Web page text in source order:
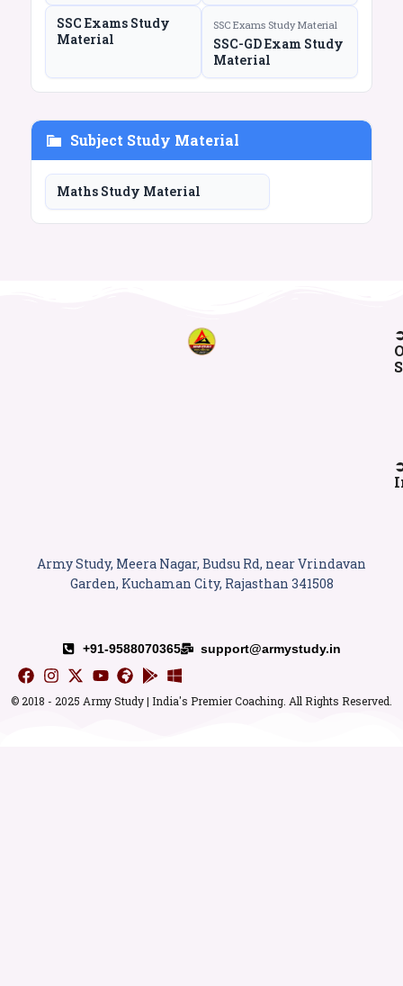
SSC Exams Study
Material
SSC Exams Study Material
SSC-GD Exam Study
Material
Subject Study Material
Maths Study Material
Army Study, Meera Nagar, Budsu Rd, near Vrindavan
Garden, Kuchaman City, Rajasthan 341508
+91-9588070365 support@armystudy.in
© 2018 - 2025 Army Study | India's Premier Coaching. All Rights Reserved.